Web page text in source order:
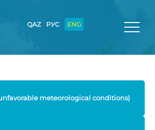
QAZ РУС ENG
meteorological conditions)